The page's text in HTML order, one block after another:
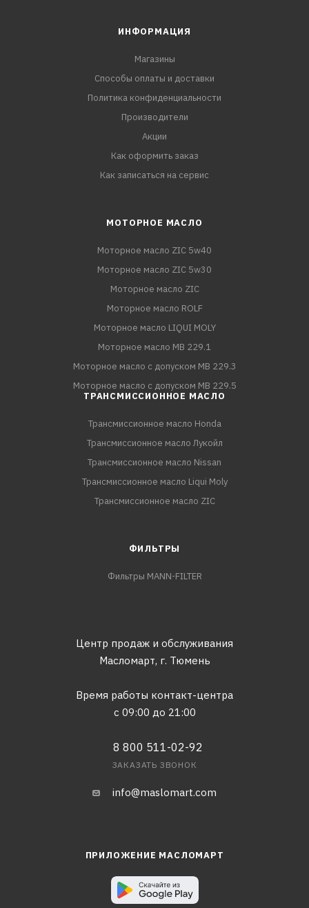
ИНФОРМАЦИЯ
Магазины
Способы оплаты и доставки
Политика конфиденциальности
Производители
Акции
Как оформить заказ
Как записаться на сервис
МОТОРНОЕ МАСЛО
Моторное масло ZIC 5w40
Моторное масло ZIC 5w30
Моторное масло ZIC
Моторное масло ROLF
Моторное масло LIQUI MOLY
Моторное масло MB 229.1
Моторное масло с допуском MB 229.3
Моторное масло с допуском MB 229.5
ТРАНСМИССИОННОЕ МАСЛО
Трансмиссионное масло Honda
Трансмиссионное масло Лукойл
Трансмиссионное масло Nissan
Трансмиссионное масло Liqui Moly
Трансмиссионное масло ZIC
ФИЛЬТРЫ
Фильтры MANN-FILTER
Центр продаж и обслуживания
Масломарт, г. Тюмень
Время работы контакт-центра
с 09:00 до 21:00
8 800 511-02-92
ЗАКАЗАТЬ ЗВОНОК
info@maslomart.com
ПРИЛОЖЕНИЕ МАСЛОМАРТ